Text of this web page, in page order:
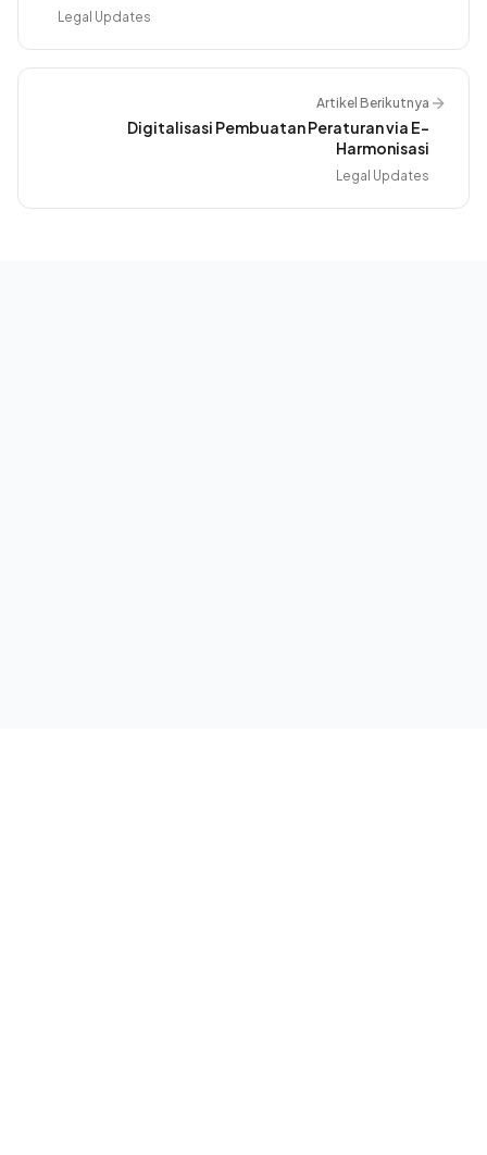
Legal Updates
Artikel Berikutnya
Digitalisasi Pembuatan Peraturan via E-
Harmonisasi
Legal Updates